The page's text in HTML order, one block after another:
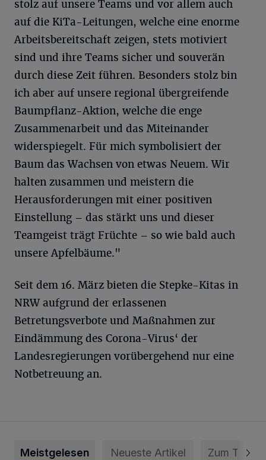
stolz auf unsere Teams und vor allem auch
auf die KiTa-Leitungen, welche eine enorme
Arbeitsbereitschaft zeigen, stets motiviert
sind und ihre Teams sicher und souverän
durch diese Zeit führen. Besonders stolz bin
ich aber auf unsere regional übergreifende
Baumpflanz-Aktion, welche die enge
Zusammenarbeit und das Miteinander
widerspiegelt. Für mich symbolisiert der
Baum das Wachsen von etwas Neuem. Wir
halten zusammen und meistern die
Herausforderungen mit einer positiven
Einstellung – das stärkt uns und dieser
Teamgeist trägt Früchte – so wie bald auch
unsere Apfelbäume."
Seit dem 16. März bieten die Stepke-Kitas in
NRW aufgrund der erlassenen
Betretungsverbote und Maßnahmen zur
Eindämmung des Corona-Virus‘ der
Landesregierungen vorübergehend nur eine
Notbetreuung an.
Meistgelesen Neueste Artikel Zum Thema